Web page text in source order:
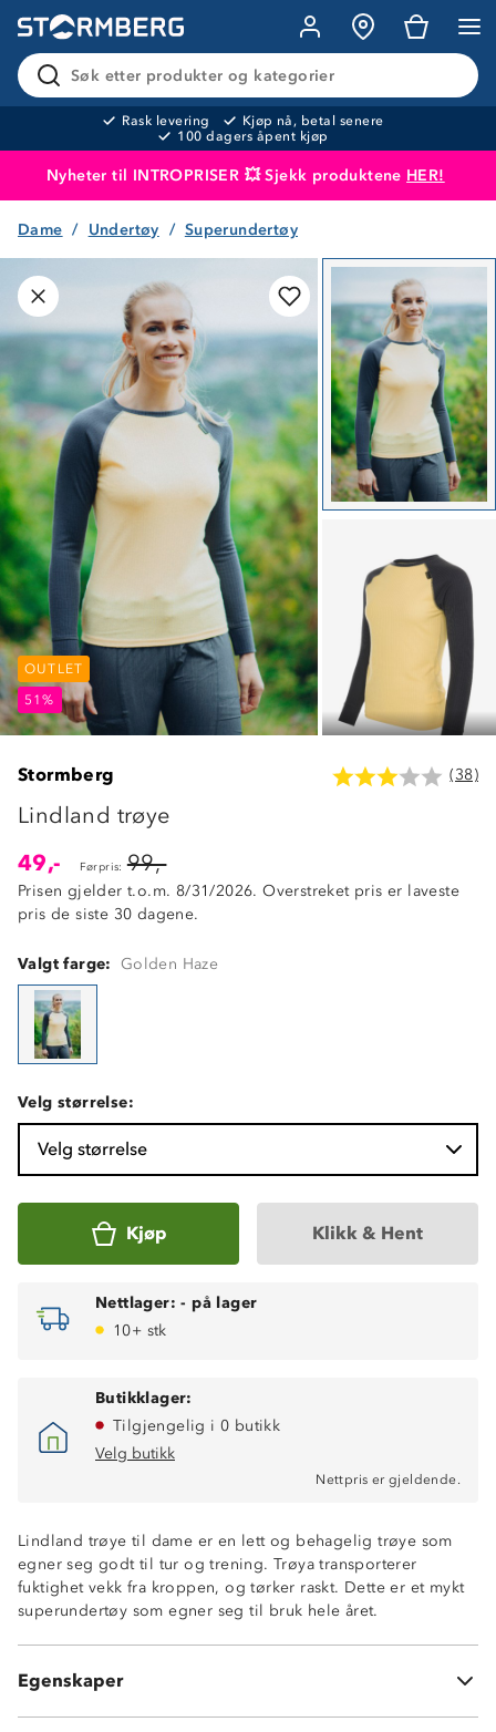
Søk etter produkter og kategorier
Rask levering
Kjøp nå, betal senere
100 dagers åpent kjøp
Nyheter til INTROPRISER 💥 Sjekk produktene HER!
Produktet er lagt i handlekurven
Dame Undertøy Superundertøy
OUTLET
51%
OUTLET
51%
OUTLET
51%
Stormberg (38)
Lindland trøye
49,-
Førpris: 99,-
Prisen gjelder t.o.m. 8/31/2026. Overstreket pris er laveste
pris de siste 30 dagene.
Valgt farge: Golden Haze
Velg størrelse:
Velg størrelse
Kjøp Klikk & Hent
Nettlager: - på lager
10+ stk
Butikklager:
Tilgjengelig i 0 butikk
Velg butikk
Nettpris er gjeldende.
Lindland trøye til dame er en lett og behagelig trøye som
egner seg godt til tur og trening. Trøya transporterer
fuktighet vekk fra kroppen, og tørker raskt. Dette er et mykt
superundertøy som egner seg til bruk hele året.
Egenskaper
100% polyester